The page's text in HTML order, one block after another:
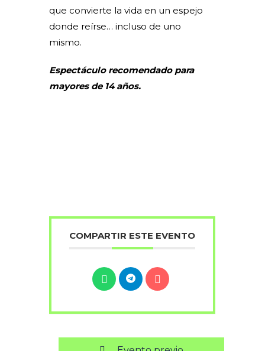
que convierte la vida en un espejo
donde reírse… incluso de uno
mismo.
Espectáculo recomendado para
mayores de 14 años.
COMPARTIR ESTE EVENTO